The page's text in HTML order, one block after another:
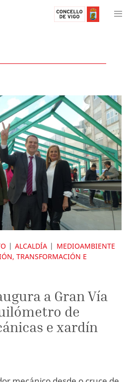
ALCALDÍA
MEDIOAMBIENTE
TRANSFORMACIÓN E
a Gran Vía
de
e xardín